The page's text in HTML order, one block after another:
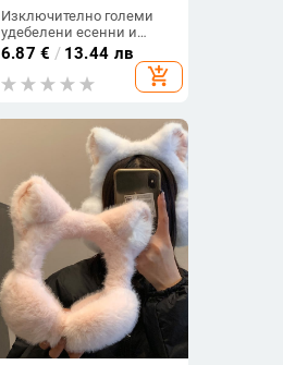
Изключително големи
удебелени есенни и
зимни топли наушници
за възрастни, мъжки и
дамски плюшени
наушници, устойчиви на
6.87 € / 13.44 лв
add_shopping_cart